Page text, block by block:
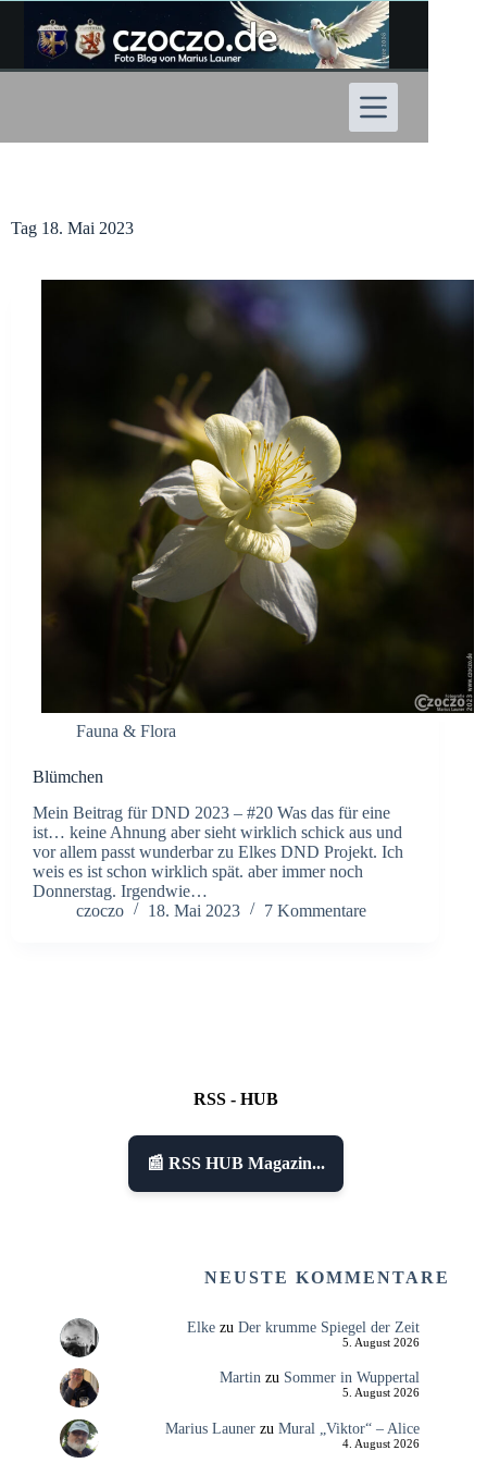
Inhalt
springen
Tag 18. Mai 2023
Fauna & Flora
Blümchen
Mein Beitrag für DND 2023 – #20 Was das für eine
ist… keine Ahnung aber sieht wirklich schick aus und
vor allem passt wunderbar zu Elkes DND Projekt. Ich
weis es ist schon wirklich spät. aber immer noch
Donnerstag. Irgendwie…
czoczo
18. Mai 2023 7 Kommentare
RSS - HUB
📰 RSS HUB Magazin...
NEUSTE KOMMENTARE
Elkezu Der krumme Spiegel der Zeit
5. August 2026
Martinzu Sommer in Wuppertal
5. August 2026
Marius Launerzu Mural „Viktor“ – Alice
4. August 2026